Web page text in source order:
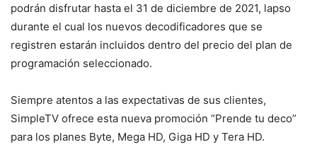
podrán disfrutar hasta el 31 de diciembre de 2021, lapso
durante el cual los nuevos decodificadores que se
registren estarán incluidos dentro del precio del plan de
programación seleccionado.
Siempre atentos a las expectativas de sus clientes,
SimpleTV ofrece esta nueva promoción “Prende tu deco”
para los planes Byte, Mega HD, Giga HD y Tera HD.